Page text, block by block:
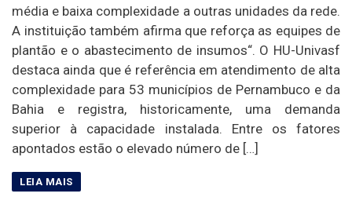
média e baixa complexidade a outras unidades da rede.
A instituição também afirma que reforça as equipes de
plantão e o abastecimento de insumos“. O HU-Univasf
destaca ainda que é referência em atendimento de alta
complexidade para 53 municípios de Pernambuco e da
Bahia e registra, historicamente, uma demanda
superior à capacidade instalada. Entre os fatores
apontados estão o elevado número de […]